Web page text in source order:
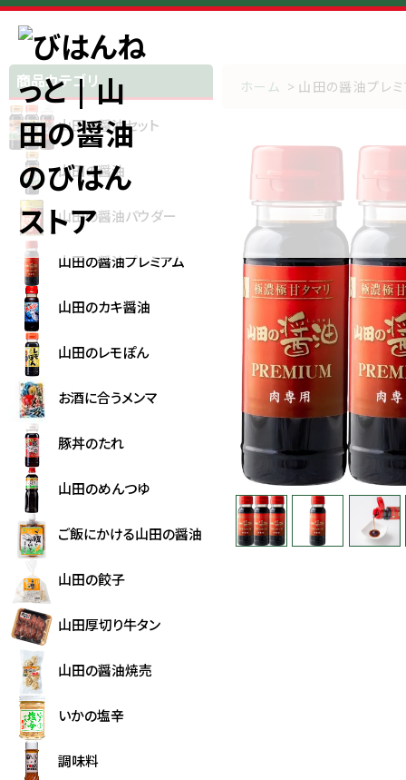
ホーム > 山田の醤油プレ
商品カテゴリ
山田の醤油セット
山田の醤油
山田の醤油パウダー
山田の醤油プレミアム
山田のカキ醤油
山田のレモぽん
お酒に合うメンマ
豚丼のたれ
山田のめんつゆ
ご飯にかける山田の醤油
山田の餃子
山田厚切り牛タン
山田の醤油焼売
いかの塩辛
調味料